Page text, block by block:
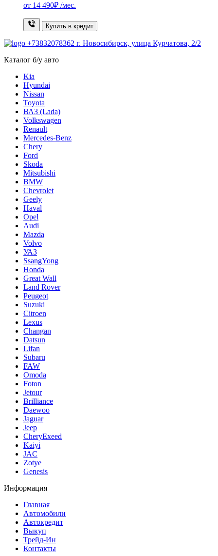
от 14 490₽ /мес.
Купить в кредит
+73832078362 г. Новосибирск, улица Курчатова, 2/2
Каталог б/у авто
Kia
Hyundai
Nissan
Toyota
ВАЗ (Lada)
Volkswagen
Renault
Mercedes-Benz
Chery
Ford
Skoda
Mitsubishi
BMW
Chevrolet
Geely
Haval
Opel
Audi
Mazda
Volvo
УАЗ
SsangYong
Honda
Great Wall
Land Rover
Peugeot
Suzuki
Citroen
Lexus
Changan
Datsun
Lifan
Subaru
FAW
Omoda
Foton
Jetour
Brilliance
Daewoo
Jaguar
Jeep
CheryExeed
Kaiyi
JAC
Zotye
Genesis
Информация
Главная
Автомобили
Автокредит
Выкуп
Трейд-Ин
Контакты